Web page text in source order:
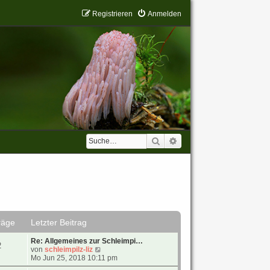
Anmelden
Registrieren
Suche
Letzter Beitrag
Re: Allgemeines zur Schleimpi…
vonschleimpilz-liz
e
u
Mo Jun 25, 2018 10:11 pm